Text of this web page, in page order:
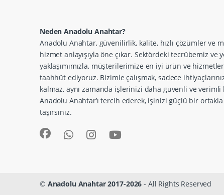
Neden Anadolu Anahtar?
Anadolu Anahtar, güvenilirlik, kalite, hızlı çözümler ve
hizmet anlayışıyla öne çıkar. Sektördeki tecrübemiz ve
yaklaşımımızla, müşterilerimize en iyi ürün ve
taahhüt ediyoruz. Bizimle çalışmak, sadece
kalmaz, aynı zamanda işlerinizi daha güvenli ve
Anadolu Anahtar’ı tercih ederek, işinizi güçlü bir
taşırsınız.
© Anadolu Anahtar 2017-2026 - All Rights Reserved